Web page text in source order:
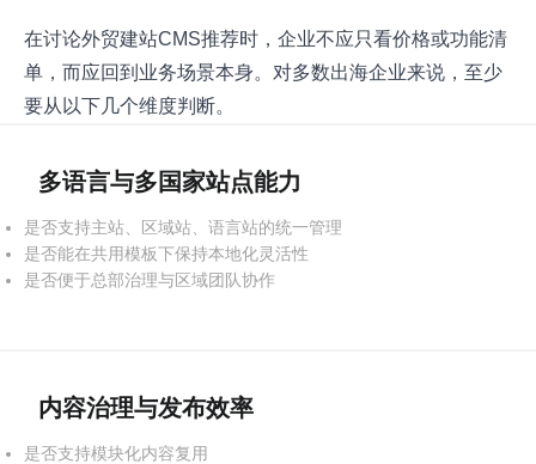
在讨论外贸建站CMS推荐时，企业不应只看价格或功能清
单，而应回到业务场景本身。对多数出海企业来说，至少
要从以下几个维度判断。
多语言与多国家站点能力
是否支持主站、区域站、语言站的统一管理
是否能在共用模板下保持本地化灵活性
是否便于总部治理与区域团队协作
内容治理与发布效率
是否支持模块化内容复用